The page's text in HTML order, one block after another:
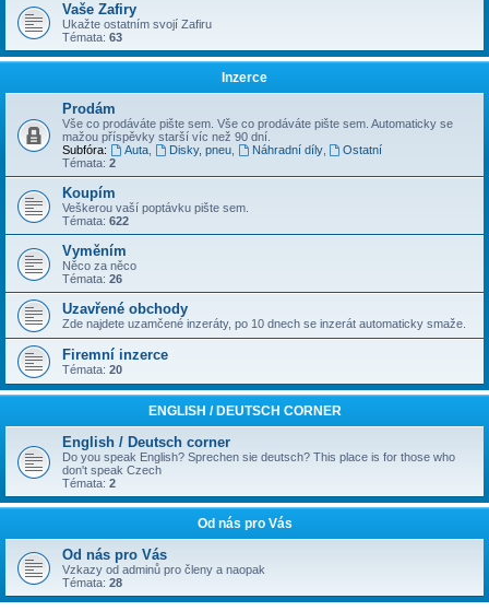
Vaše Zafiry
Ukažte ostatním svojí Zafiru
Témata: 63
Inzerce
Prodám
Vše co prodáváte pište sem. Vše co prodáváte pište sem. Automaticky se
mažou příspěvky starší víc než 90 dní.
Subfóra:
Auta, Disky, pneu, Náhradní díly,
Ostatní
Témata: 2
Koupím
Veškerou vaší poptávku pište sem.
Témata: 622
Vyměním
Něco za něco
Témata: 26
Uzavřené obchody
Zde najdete uzamčené inzeráty, po 10 dnech se inzerát automaticky smaže.
Firemní inzerce
Témata: 20
ENGLISH / DEUTSCH CORNER
English / Deutsch corner
Do you speak English? Sprechen sie deutsch? This place is for those who
don't speak Czech
Témata: 2
Od nás pro Vás
Od nás pro Vás
Vzkazy od adminů pro členy a naopak
Témata: 28